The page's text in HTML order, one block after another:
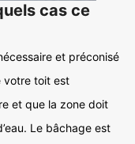
cas ce
et préconisé
votre toit est
et que la zone doit
Le bâchage est